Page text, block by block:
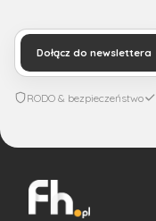
Dołącz do newslettera
RODO & bezpieczeństwo